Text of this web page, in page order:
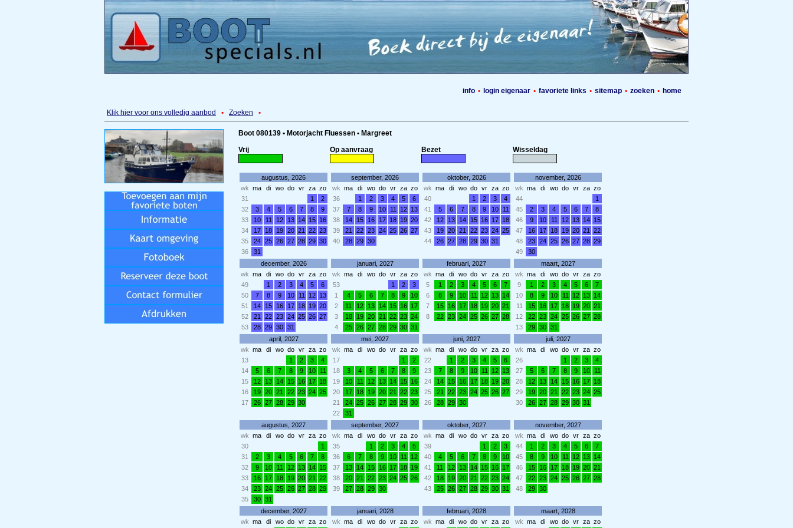
info • login eigenaar • favoriete links • sitemap • zoeken • home
Klik hier voor ons volledig aanbod • Zoeken •
Boot 080139 • Motorjacht Fluessen • Margreet
Vrij
Op aanvraag Bezet Wisseldag
augustus, 2026
wk ma di wo do vr za zo
31
1
2
32
3 4 5 6 7 8
9
33
10 11 12 13 14 15 16
34
17 18 19 20 21 22 23
35
24 25 26 27 28 29 30
36
31
september, 2026
wk ma di wo do vr za zo
36
1 2 3 4 5
6
37
7 8 9 10 11 12 13
38
14 15 16 17 18 19 20
39
21 22 23 24 25 26 27
40
28 29 30
oktober, 2026
wk ma di wo do vr za zo
40
1 2 3
4
41
5 6 7 8 9 10
11
42
12 13 14 15 16 17 18
43
19 20 21 22 23 24 25
44
26 27 28 29 30 31
november, 2026
wk ma di wo do vr za zo
44
1
45
2 3 4 5 6 7
8
46
9 10 11 12 13 14 15
47
16 17 18 19 20 21
22
48
23 24 25 26 27 28 29
49
30
december, 2026
wk ma di wo do vr za zo
49
1 2 3 4 5
6
50
7 8 9 10 11 12 13
51
14 15 16 17 18 19 20
52
21 22 23 24 25 26 27
53
28 29 30 31
januari, 2027
wk ma di wo do vr za zo
53
1 2
3
1
4 5 6 7 8 9
10
2
11 12 13 14 15 16 17
3
18 19 20 21 22 23 24
4
25 26 27 28 29 30 31
februari, 2027
wk ma di wo do vr za zo
5
1 2 3 4 5 6
7
6
8 9 10 11 12 13 14
7
15 16 17 18 19 20 21
8
22 23 24 25 26 27 28
maart, 2027
wk ma di wo do vr za zo
9
1 2 3 4 5 6
7
10
8 9 10 11 12 13 14
11
15 16 17 18 19 20 21
12
22 23 24 25 26 27 28
13
29 30 31
april, 2027
wk ma di wo do vr za zo
13
1 2 3
4
14
5 6 7 8 9 10
11
15
12 13 14 15 16 17 18
16
19 20 21 22 23 24 25
17
26 27 28 29 30
mei, 2027
wk ma di wo do vr za zo
17
1
2
18
3 4 5 6 7 8
9
19
10 11 12 13 14 15 16
20
17 18 19 20 21 22 23
21
24 25 26 27 28 29 30
22
31
juni, 2027
wk ma di wo do vr za zo
22
1 2 3 4 5
6
23
7 8 9 10 11 12 13
24
14 15 16 17 18 19 20
25
21 22 23 24 25 26 27
26
28 29 30
juli, 2027
wk ma di wo do vr za zo
26
1 2 3
4
27
5 6 7 8 9 10
11
28
12 13 14 15 16 17 18
29
19 20 21 22 23 24 25
30
26 27 28 29 30 31
augustus, 2027
wk ma di wo do vr za zo
30
1
31
2 3 4 5 6 7
8
32
9 10 11 12 13 14 15
33
16 17 18 19 20 21
22
34
23 24 25 26 27 28 29
35
30 31
september, 2027
wk ma di wo do vr za zo
35
1 2 3 4
5
36
6 7 8 9 10 11
12
37
13 14 15 16 17 18 19
38
20 21 22 23 24 25 26
39
27 28 29 30
oktober, 2027
wk ma di wo do vr za zo
39
1 2
3
40
4 5 6 7 8 9
10
41
11 12 13 14 15 16 17
42
18 19 20 21 22 23 24
43
25 26 27 28 29 30 31
november, 2027
wk ma di wo do vr za zo
44
1 2 3 4 5 6
7
45
8 9 10 11 12 13 14
46
15 16 17 18 19 20 21
47
22 23 24 25 26 27 28
48
29 30
december, 2027
wk ma di wo do vr za zo
januari, 2028
wk ma di wo do vr za zo
februari, 2028
wk ma di wo do vr za zo
maart, 2028
wk ma di wo do vr za zo